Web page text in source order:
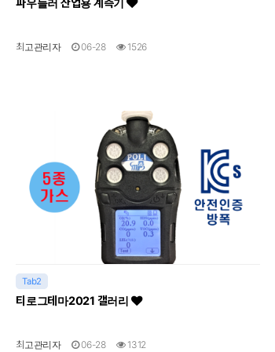
파우들러 산업용 계측기
최고관리자 06-28 1526
Tab2
티로그테마2021 갤러리
최고관리자 06-28 1312